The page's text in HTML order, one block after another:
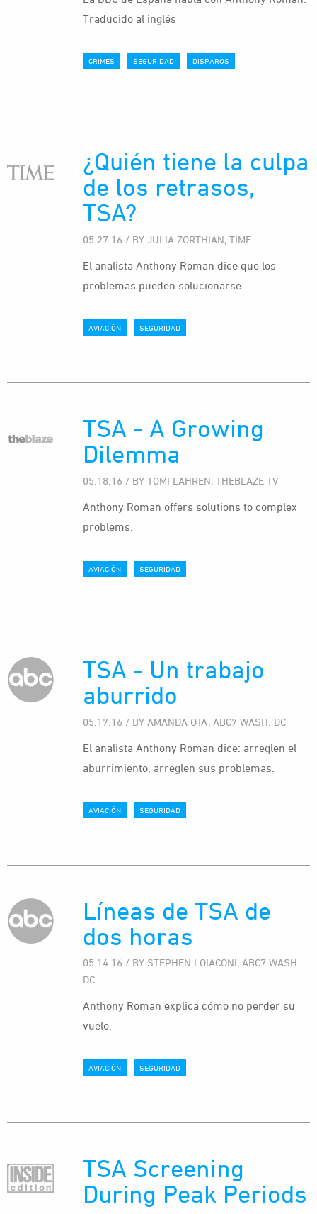
Traducido al inglés
CRIMES SEGURIDAD DISPAROS
¿Quién tiene la culpa
de los retrasos,
TSA?
05.27.16 / BY JULIA ZORTHIAN, TIME
El analista Anthony Roman dice que los
problemas pueden solucionarse.
AVIACIÓN SEGURIDAD
TSA - A Growing
Dilemma
05.18.16 / BY TOMI LAHREN, THEBLAZE TV
Anthony Roman offers solutions to complex
problems.
AVIACIÓN SEGURIDAD
TSA - Un trabajo
aburrido
05.17.16 / BY AMANDA OTA, ABC7 WASH. DC
El analista Anthony Roman dice: arreglen el
aburrimiento, arreglen sus problemas.
AVIACIÓN SEGURIDAD
Líneas de TSA de
dos horas
05.14.16 / BY STEPHEN LOIACONI, ABC7 WASH.
DC
Anthony Roman explica cómo no perder su
vuelo.
AVIACIÓN SEGURIDAD
TSA Screening
During Peak Periods